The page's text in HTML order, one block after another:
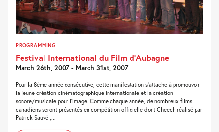
PROGRAMMING
Festival International du Film d’Aubagne
March 26th, 2007 - March 31st, 2007
Pour la 8ème année consécutive, cette manifestation s'attache à promouvoir
la jeune création cinématographique internationale et la création
sonore/musicale pour l'image. Comme chaque année, de nombreux films
canadiens seront présentés en compétition officielle dont Cheech réalisé par
Patrick Sauvé ,...